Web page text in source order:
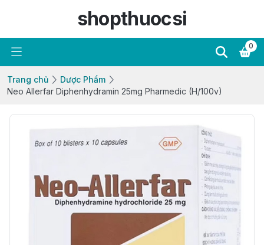
shopthuocsi
0
Trang chủ
Dược Phẩm
Neo Allerfar Diphenhydramin 25mg Pharmedic (H/100v)